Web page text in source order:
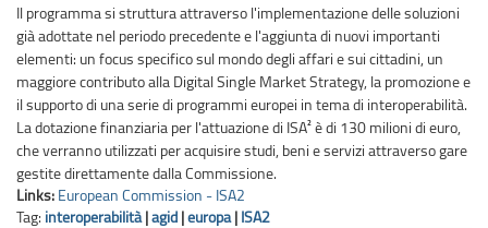
Il programma si struttura attraverso l'implementazione delle soluzioni
già adottate nel periodo precedente e l'aggiunta di nuovi importanti
elementi: un focus specifico sul mondo degli affari e sui cittadini, un
maggiore contributo alla Digital Single Market Strategy, la promozione e
il supporto di una serie di programmi europei in tema di interoperabilità.
La dotazione finanziaria per l'attuazione di ISA² è di 130 milioni di euro,
che verranno utilizzati per acquisire studi, beni e servizi attraverso gare
gestite direttamente dalla Commissione.
Links: European Commission - ISA2
Tag: interoperabilità|agid |europa| ISA2